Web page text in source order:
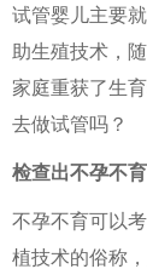
试管医院
睿果国际
试管婴儿主要
助生殖技术，
家庭重获了生
去做试管吗？
检查出不孕不
不孕不育可以
植技术的俗称